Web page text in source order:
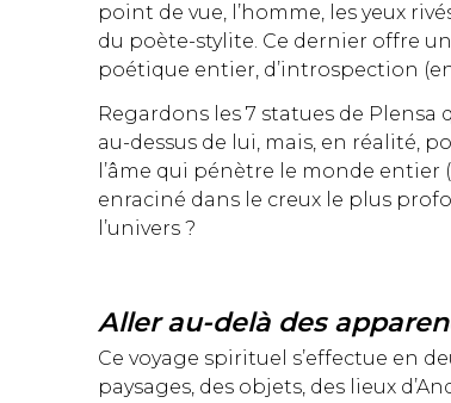
point de vue, l’homme, les yeux
du poète-stylite. Ce dernier offre
poétique entier, d’introspection
Regardons les 7 statues de Plensa
au-dessus de lui, mais, en réalité,
l’âme qui pénètre le monde
enraciné dans le creux le plus
l’univers ?
Aller au-delà des
Ce voyage spirituel s’effectue en
paysages, des objets, des lieux